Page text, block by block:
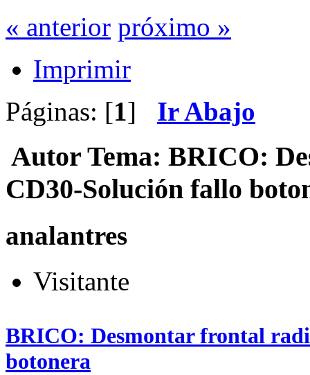
« anterior próximo »
Imprimir
Páginas: [1] Ir Abajo
Autor Tema: BRICO:
CD30-Solución fallo
analantres
Visitante
BRICO: Desmontar frontal
botonera